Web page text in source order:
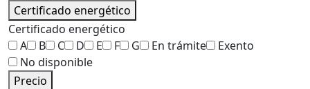
Certificado energético
Certificado energético
A
B C D E F G En trámite
Exento
No disponible
Precio